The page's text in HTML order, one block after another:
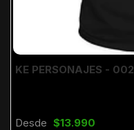
KE PERSONAJES - 002
Desde $13.990